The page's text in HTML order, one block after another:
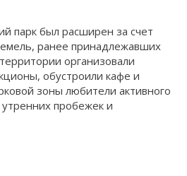
парк был расширен за счет
ранее принадлежавших
организовали
обустроили кафе и
зоны любители активного
пробежек и